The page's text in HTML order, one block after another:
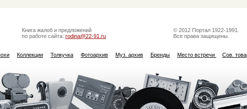
Книга жалоб и предложений
по работе сайта: rodina@22-91.ru
© 2012 Портал 1922-1991.
Все права защищены.
Коллекции Толкучка Фотоархив Муз. архив Бренды Место встречи Сов.